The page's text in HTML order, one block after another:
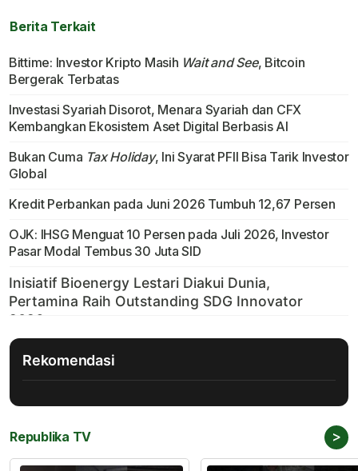
Berita Terkait
Bittime: Investor Kripto Masih Wait and See, Bitcoin
Bergerak Terbatas
Investasi Syariah Disorot, Menara Syariah dan CFX
Kembangkan Ekosistem Aset Digital Berbasis AI
Bukan Cuma Tax Holiday, Ini Syarat PFII Bisa Tarik Investor
Global
Kredit Perbankan pada Juni 2026 Tumbuh 12,67 Persen
OJK: IHSG Menguat 10 Persen pada Juli 2026, Investor
Pasar Modal Tembus 30 Juta SID
Rekomendasi
Republika TV >